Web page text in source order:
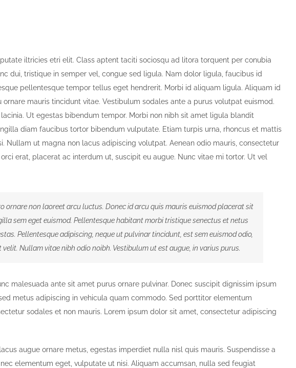
iltricies etri elit. Class aptent taciti sociosqu ad litora torquent per conubia
dui, tristique in semper vel, congue sed ligula. Nam dolor ligula, faucibus id
pellentesque tempor tellus eget hendrerit. Morbi id aliquam ligula. Aliquam id
ornare mauris tincidunt vitae. Vestibulum sodales ante a purus volutpat euismod.
Ut egestas bibendum tempor. Morbi non nibh sit amet ligula blandit
diam faucibus tortor bibendum vulputate. Etiam turpis urna, rhoncus et mattis
Nullam ut magna non lacus adipiscing volutpat. Aenean odio mauris, consectetur
erat, placerat ac interdum ut, suscipit eu augue. Nunc vitae mi tortor. Ut vel
ornare non laoreet arcu luctus. Donec id arcu quis mauris euismod placerat sit
sem eget euismod. Pellentesque habitant morbi tristique senectus et netus
Pellentesque adipiscing, neque ut pulvinar tincidunt, est sem euismod odio,
Nullam vitae nibh odio noibh. Vestibulum ut est augue, in varius purus.
malesuada ante sit amet purus ornare pulvinar. Donec suscipit dignissim ipsum
metus adipiscing in vehicula quam commodo. Sed porttitor elementum
sodales et non mauris. Lorem ipsum dolor sit amet, consectetur adipiscing
augue ornare metus, egestas imperdiet nulla nisl quis mauris. Suspendisse a
elementum eget, vulputate ut nisi. Aliquam accumsan, nulla sed feugiat